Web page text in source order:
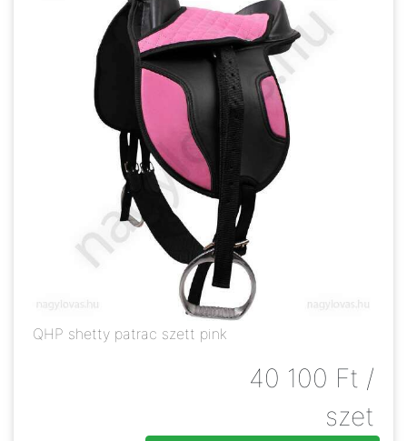
QHP shetty patrac szett pink
40 100 Ft /
szet